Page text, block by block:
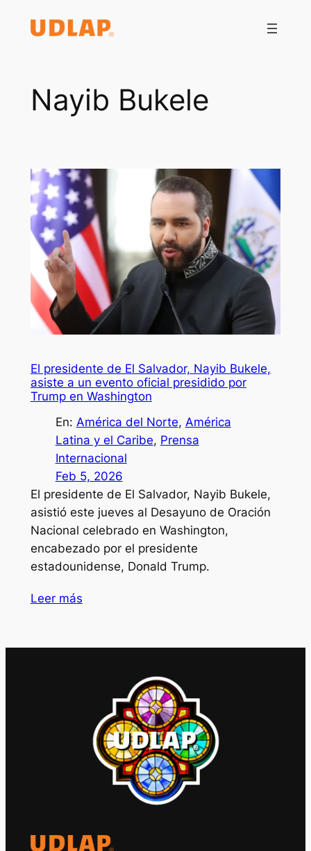
Nayib Bukele
El presidente de El Salvador, Nayib Bukele,
asiste a un evento oficial presidido por
Trump en Washington
En: América del Norte, América
Latina y el Caribe, Prensa
Internacional
Feb 5, 2026
El presidente de El Salvador, Nayib Bukele,
asistió este jueves al Desayuno de Oración
Nacional celebrado en Washington,
encabezado por el presidente
estadounidense, Donald Trump.
Leer más